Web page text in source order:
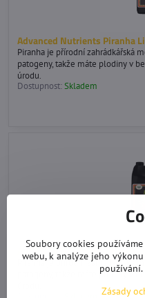
Advanced Nutrients Piranha
Piranha je přírodní zahrádkářská
patogeny, takže máte plodiny v
úrodu.
Dostupnost:Skladem
Advanced Nutrients Piranha
Piranha je přírodní zahrádkářská
patogeny, takže máte plodiny v
Soubory cookies
webu, k analýze jeho
používání.
Zásady